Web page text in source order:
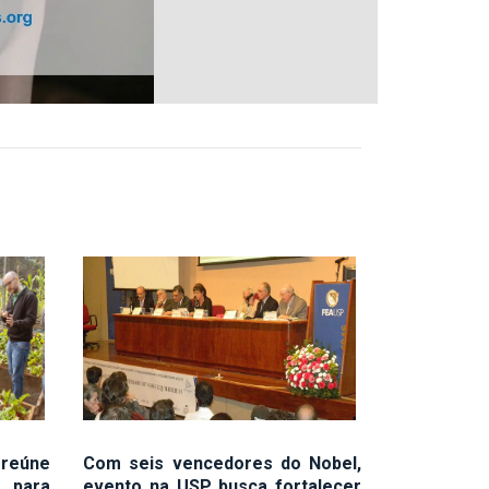
Com seis vencedores do Nobel,